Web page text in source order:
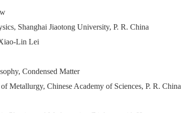
Shanghai Jiaotong University, P. R. China
Lin Lei
Condensed Matter
Metallurgy, Chinese Academy of Sciences, P. R. China